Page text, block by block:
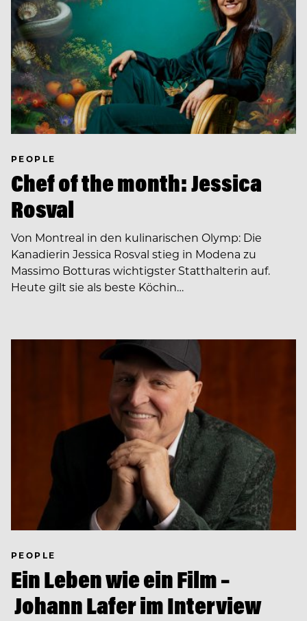
PEOPLE
Chef of the month: Jessica
Rosval
Von Montreal in den kulinarischen Olymp: Die
Kanadierin Jessica Rosval stieg in Modena zu
Massimo Botturas wichtigster Statthalterin auf.
Heute gilt sie als beste Köchin…
PEOPLE
Ein Leben wie ein Film –
Johann Lafer im Interview